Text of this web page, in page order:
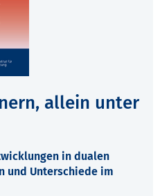
allein unter
in dualen
und Unterschiede im